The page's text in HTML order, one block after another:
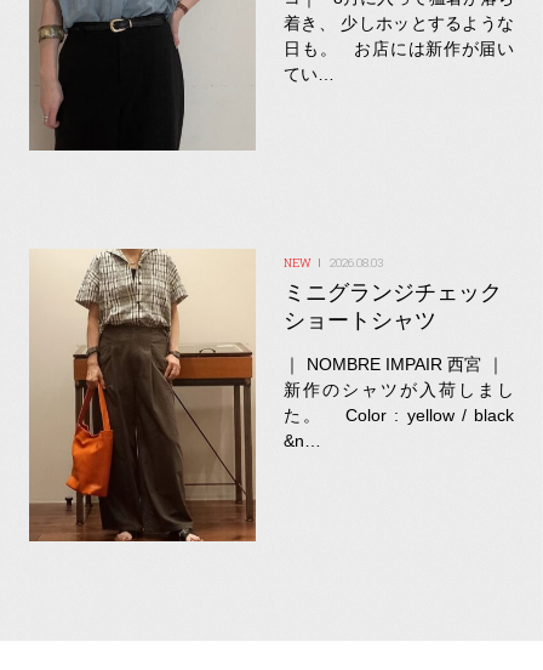
着き、 少しホッとするような
日も。 お店には新作が届い
てい…
2026.08.03
ミニグランジチェック
ショートシャツ
｜ NOMBRE IMPAIR 西宮 ｜
新作のシャツが入荷しまし
た。 Color : yellow / black
&n…